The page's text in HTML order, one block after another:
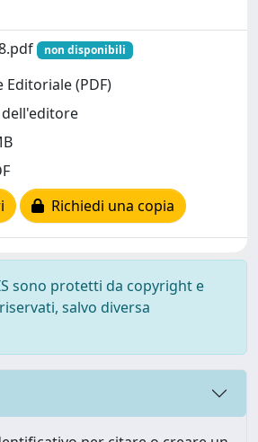
non disponibili
(PDF)
Richiedi una copia
sono protetti da copyright e
salvo diversa